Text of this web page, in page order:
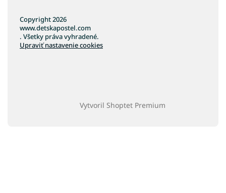
Vytvoril Shoptet Premium
Copyright 2026
www.detskapostel.com
. Všetky práva vyhradené.
Upraviť nastavenie cookies